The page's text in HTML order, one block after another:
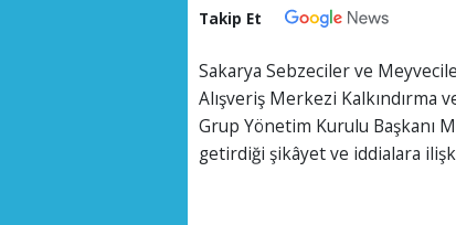
Takip Et
Sakarya Sebzeciler ve
Alışveriş Merkezi Kalkındırma
Grup Yönetim Kurulu Başkanı
getirdiği şikâyet ve iddialara